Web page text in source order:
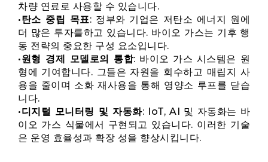
차량 연료로 사용할 수 있습니다.
•탄소 중립 목표: 정부와 기업은 저탄소 에너지 원에
더 많은 투자를하고 있습니다. 바이오 가스는 기후 행
동 전략의 중요한 구성 요소입니다.
•원형 경제 모델로의 통합: 바이오 가스 시스템은 원
형에 기여합니다. 그들은 자원을 회수하고 매립지 사
용을 줄이며 소화 재사용을 통해 영양소 루프를 닫습
니다.
•디지털 모니터링 및 자동화: IoT, AI 및 자동화는 바
이오 가스 식물에서 구현되고 있습니다. 이러한 기술
은 운영 효율성과 확장 성을 향상시킵니다.